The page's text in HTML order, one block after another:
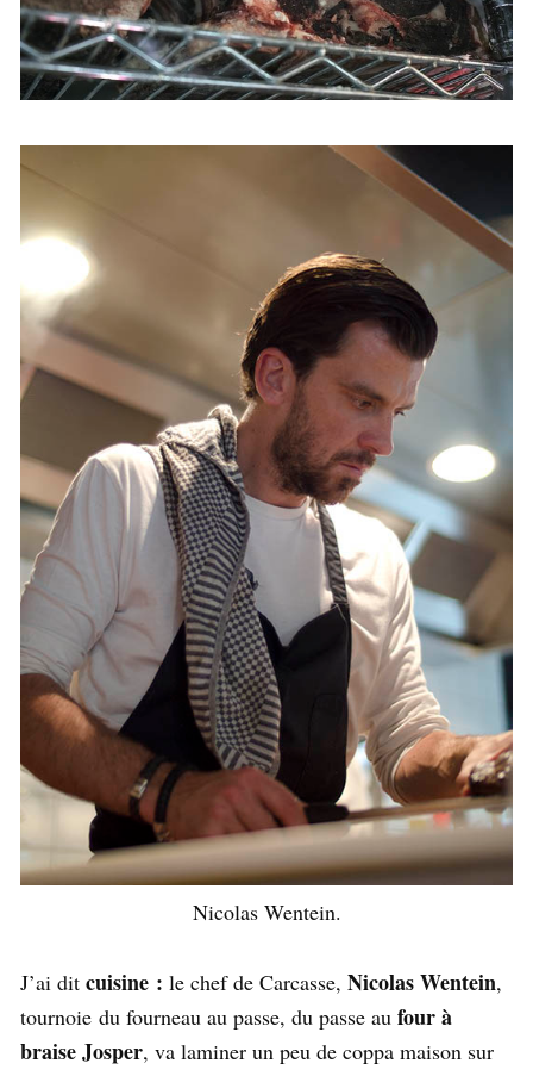
Nicolas Wentein.
J’ai dit cuisine : le chef de Carcasse, Nicolas Wentein,
tournoie du fourneau au passe, du passe au four à
braise Josper, va laminer un peu de coppa maison sur